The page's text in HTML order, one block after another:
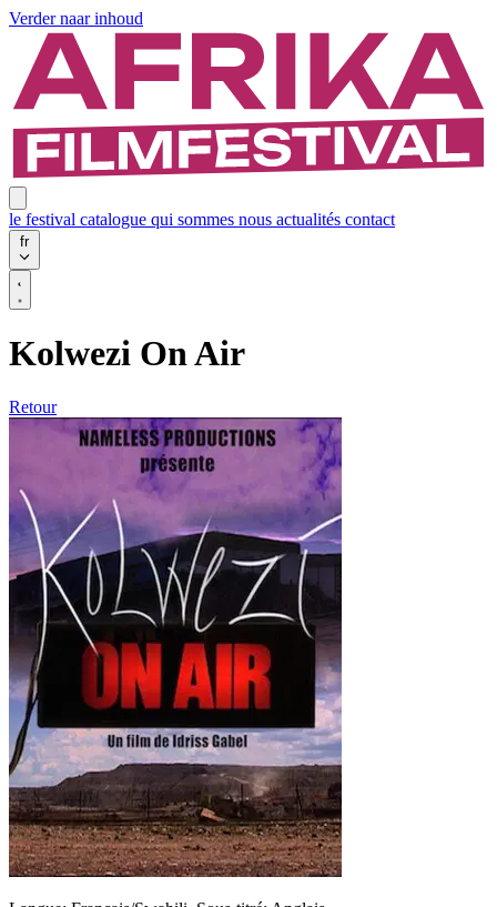
Verder naar inhoud
le festival catalogue qui sommes nous actualités contact
fr
Kolwezi On Air
Retour